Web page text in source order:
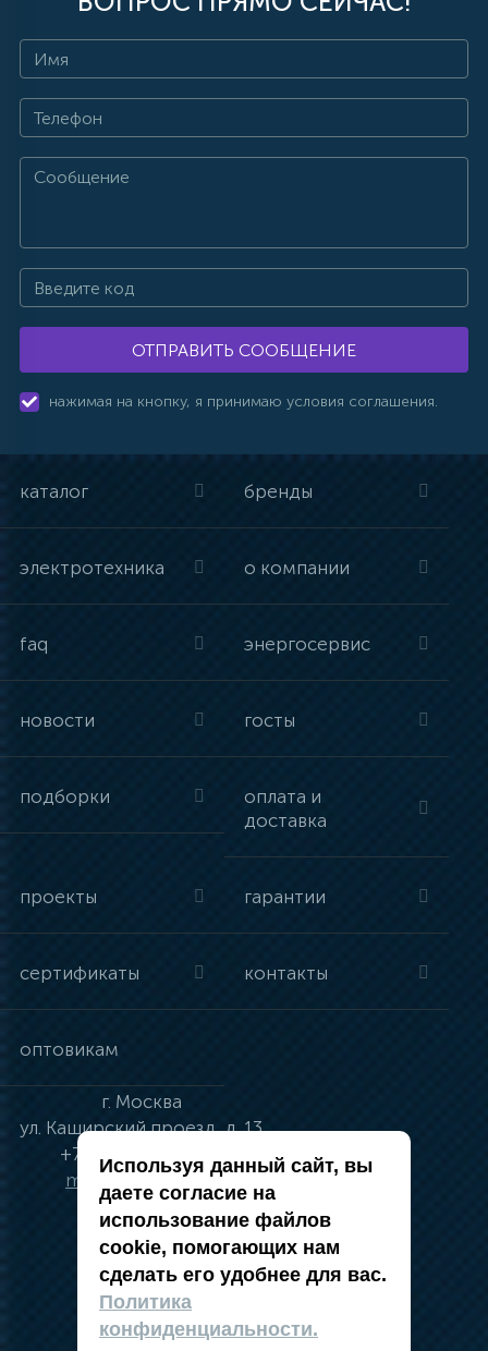
ОТПРАВИТЬ СООБЩЕНИЕ
нажимая на кнопку, я принимаю условия соглашения.
каталог бренды
электротехника о компании
faq энергосервис
новости госты
подборки
оплата и
доставка
проекты гарантии
сертификаты контакты
оптовикам
г. Москва
ул. Каширский проезд, д. 13
+7 (495) 134-41-83
moskva@vincci.ru
политика в отношении обработки
персональных данных
публичная оферта
Используя данный сайт, вы
даете согласие на
использование файлов
cookie, помогающих нам
сделать его удобнее для вас.
Политика
конфиденциальности.